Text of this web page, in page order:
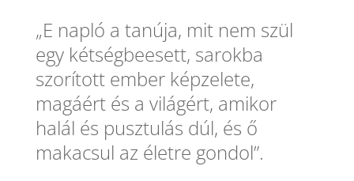
„E napló a tanúja, mit nem szül
egy kétségbeesett, sarokba
szorított ember képzelete,
magáért és a világért, amikor
halál és pusztulás dúl, és ő
makacsul az életre gondol”.